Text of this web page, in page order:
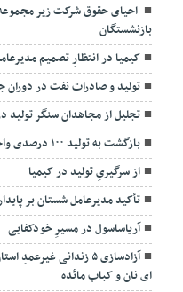
احیای حقوق شرکت زیر
بازنشستگان
کیمیا در انتظارِ تصمیم
تولید و صادرات نفت در
تجلیل از مجاهدان سنگر تولید
بازگشت به تولید ۱۰۰ درصدی واحدهای پلی اتیلن آریاساسول
از سرگیریِ تولید در کیمیا
تأکید مدیرعامل شستان بر
آریاساسول در مسیرِ خودکفایی
آزادسازی ۵ زندانی
ای نان و کباب مائده